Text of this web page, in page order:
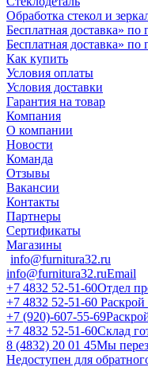
Обработка стекол и
Бесплатная доставка» по
Бесплатная доставка» по
Как купить
Условия оплаты
Условия доставки
Гарантия на товар
Компания
О компании
Новости
Команда
Отзывы
Вакансии
Контакты
Партнеры
Сертификаты
Магазины
info@furnitura32.ru
info@furnitura32.ruEmail
+7 4832 52-51-60Отдел
+7 4832 52-51-60 Раскрой
+7 (920)-607-55-69
+7 4832 52-51-60Склад
8 (4832) 20 01 45Мы
Недоступен для